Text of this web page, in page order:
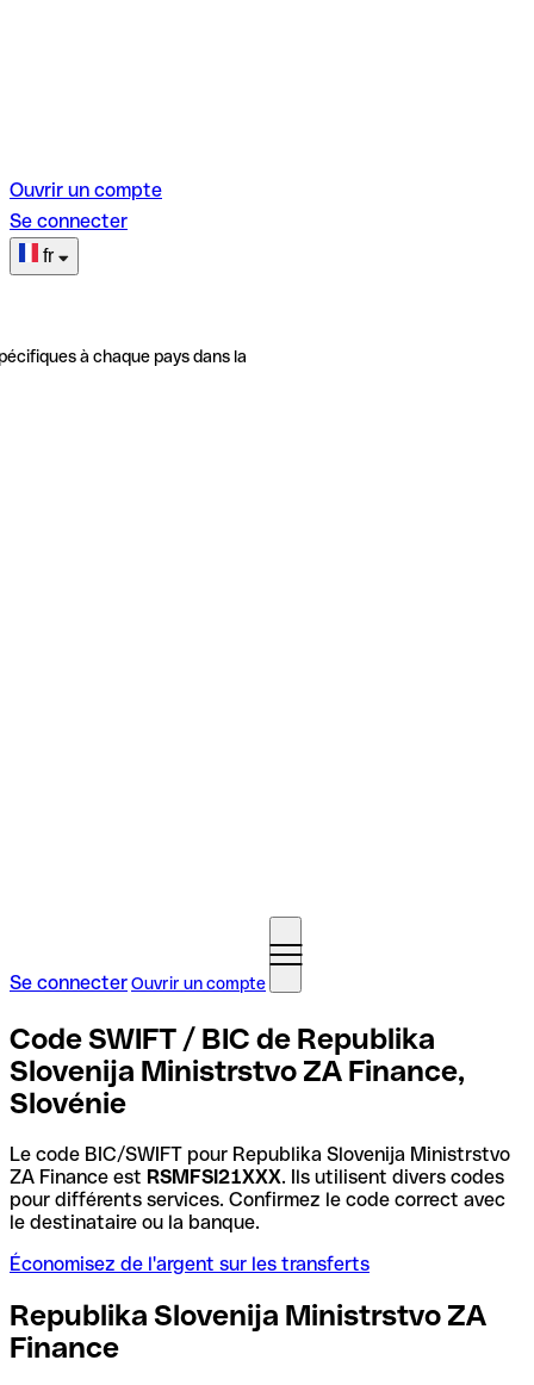
Ouvrir un compte
Se connecter
fr
à chaque pays dans la
Se connecterOuvrir un compte
Code SWIFT / BIC de Republika
Slovenija Ministrstvo ZA Finance,
Slovénie
Le code BIC/SWIFT pour Republika Slovenija Ministrstvo
ZA Finance est RSMFSI21XXX. Ils utilisent divers codes
pour différents services. Confirmez le code correct avec
le destinataire ou la banque.
Économisez de l'argent sur les transferts
Republika Slovenija Ministrstvo ZA
Finance